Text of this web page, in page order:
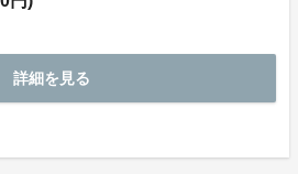
詳細を見る